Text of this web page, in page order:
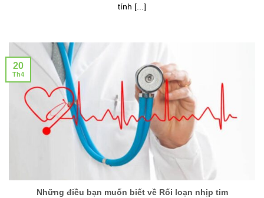
tính [...]
Những điều bạn muốn biết về Rối loạn nhịp tim
20
Th4